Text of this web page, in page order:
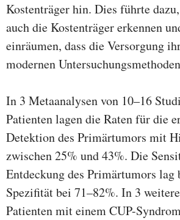
Kostenträger hin. Dies führte
auch die Kostenträger erkennen
einräumen, dass die Versorgung
modernen
In 3 Metaanalysen von 10–16
Patienten lagen die Raten für die
Detektion des Primärtumors mit
zwischen 25% und 43%. Die
Entdeckung des Primärtumors lag
Spezifität bei 71–82%. In 3
Patienten mit einem CUP-